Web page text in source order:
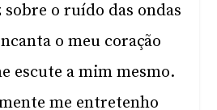
sobre o ruído das ondas
o meu coração
escute a mim mesmo.
me entretenho